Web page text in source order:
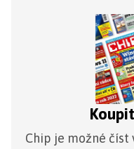
Chip je možné